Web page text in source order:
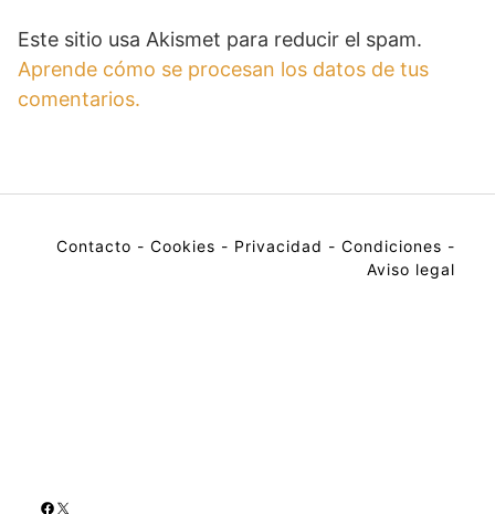
Este sitio usa Akismet para reducir el spam.
Aprende cómo se procesan los datos de tus
comentarios.
Contacto - Cookies - Privacidad - Condiciones -
Aviso legal